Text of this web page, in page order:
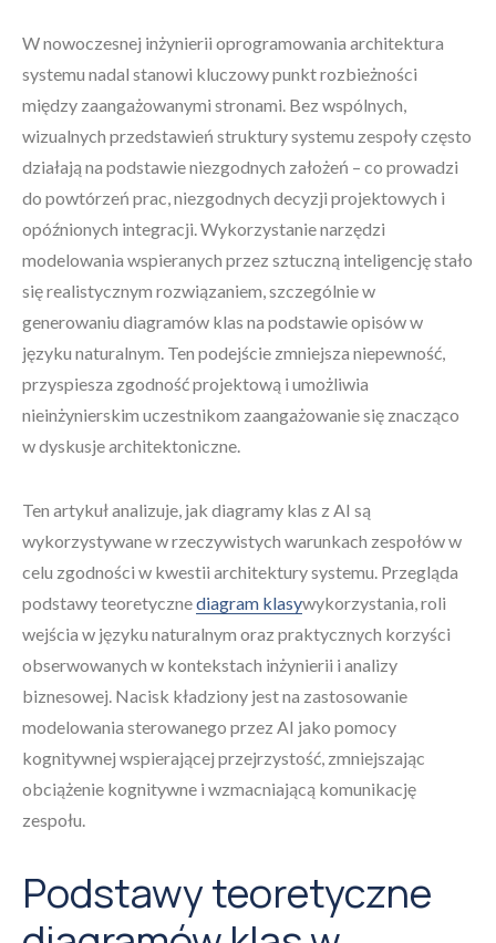
W nowoczesnej inżynierii oprogramowania architektura
systemu nadal stanowi kluczowy punkt rozbieżności
między zaangażowanymi stronami. Bez wspólnych,
wizualnych przedstawień struktury systemu zespoły często
działają na podstawie niezgodnych założeń – co prowadzi
do powtórzeń prac, niezgodnych decyzji projektowych i
opóźnionych integracji. Wykorzystanie narzędzi
modelowania wspieranych przez sztuczną inteligencję stało
się realistycznym rozwiązaniem, szczególnie w
generowaniu diagramów klas na podstawie opisów w
języku naturalnym. Ten podejście zmniejsza niepewność,
przyspiesza zgodność projektową i umożliwia
nieinżynierskim uczestnikom zaangażowanie się znacząco
w dyskusje architektoniczne.
Ten artykuł analizuje, jak diagramy klas z AI są
wykorzystywane w rzeczywistych warunkach zespołów w
celu zgodności w kwestii architektury systemu. Przegląda
podstawy teoretycznediagram klasywykorzystania, roli
wejścia w języku naturalnym oraz praktycznych korzyści
obserwowanych w kontekstach inżynierii i analizy
biznesowej. Nacisk kładziony jest na zastosowanie
modelowania sterowanego przez AI jako pomocy
kognitywnej wspierającej przejrzystość, zmniejszając
obciążenie kognitywne i wzmacniającą komunikację
zespołu.
Podstawy teoretyczne